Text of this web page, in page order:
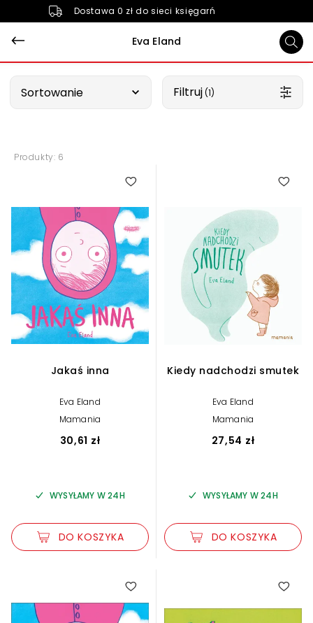
Dostawa 0 zł do sieci księgarń
Eva Eland
Sortowanie Filtruj (1)
Produkty: 6
Jakaś inna
Eva Eland
Mamania
30,61 zł
WYSYŁAMY W 24H
DO KOSZYKA
Kiedy nadchodzi smutek
Eva Eland
Mamania
27,54 zł
WYSYŁAMY W 24H
DO KOSZYKA